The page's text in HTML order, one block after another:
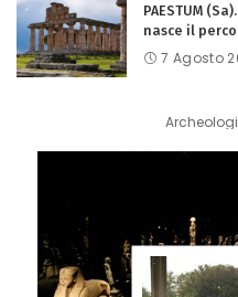
PAESTUM
nasce il
7 Agosto